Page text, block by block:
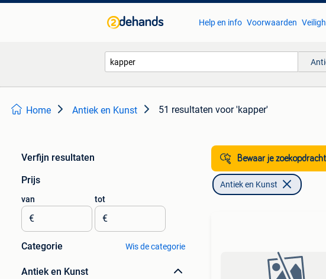
Help en info Voorwaarden
Home Antiek en Kunst 51 resultaten voor 'kapper'
Verfijn resultaten
Prijs
van
€
tot
€
Categorie Wis de categorie
Antiek en Kunst
Bewaar je zoekopdracht
Antiek en Kunst